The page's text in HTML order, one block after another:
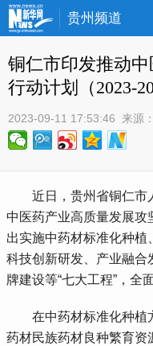
贵州频道
铜仁市印发推动
行动计划（2023-
2023-09-11 17:53:46 来源：
近日，贵州省铜仁市
中医药产业高质量发展攻
出实施中药材标准化种植
科技创新研发、产业融合
牌建设等“七大工程”，全
在中药材标准化种植
药材民族药材良种繁育资